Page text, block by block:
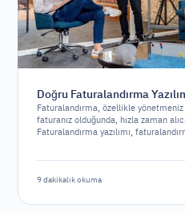
Doğru Faturalandırma
Faturalandırma, özellikle
faturanız olduğunda, hızla zaman
Faturalandırma yazılımı,
9 dakikalık okuma